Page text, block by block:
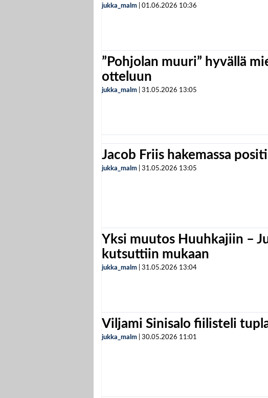
jukka_malm 01.06.2026 10:36
”Pohjolan muuri” hyvällä
otteluun
jukka_malm 31.05.2026 13:05
Jacob Friis hakemassa
jukka_malm 31.05.2026 13:05
Yksi muutos Huuhkajiin –
kutsuttiin mukaan
jukka_malm 31.05.2026 13:04
Viljami Sinisalo fiilisteli
jukka_malm 30.05.2026 11:01